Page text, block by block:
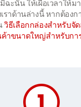
ฉะนั้น ให้เผื่อเวลาให้
ราด้านล่างนี้ หากต้อง
วิธีเลือกกล่องสำหรับจั
าขนาดใหญ่สำหรับกา